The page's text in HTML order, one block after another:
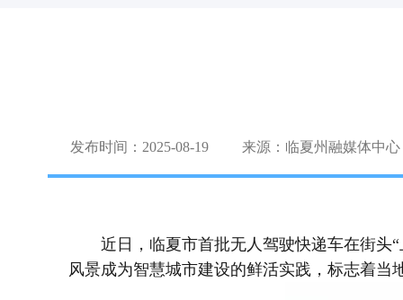
发布时间：2025-08-19 来源：临夏州融媒体中心
近日，临夏市首批无人驾驶快递车在街
风景成为智慧城市建设的鲜活实践，标志着当